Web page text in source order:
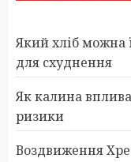
Який хліб можна
для схуднення
Як калина
ризики
Воздвиження